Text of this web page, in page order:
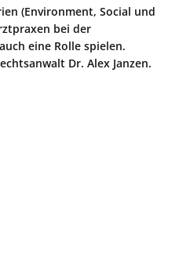
(Environment, Social und
bei der
eine Rolle spielen.
Dr. Alex Janzen.